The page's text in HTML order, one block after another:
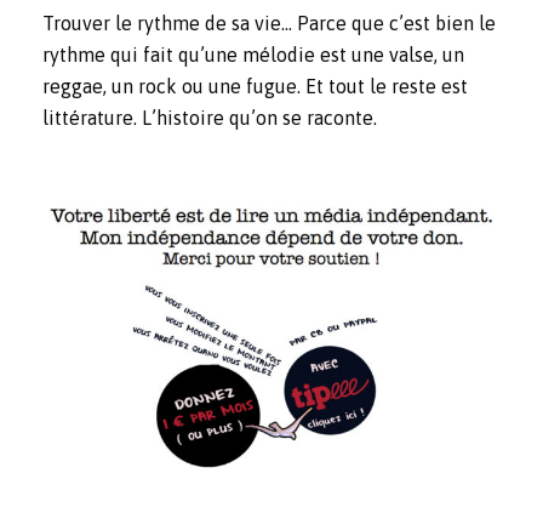
Trouver le rythme de sa vie… Parce que c’est bien le
rythme qui fait qu’une mélodie est une valse, un
reggae, un rock ou une fugue. Et tout le reste est
littérature. L’histoire qu’on se raconte.